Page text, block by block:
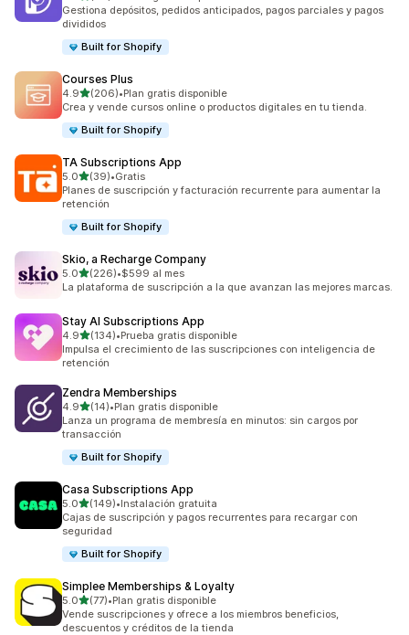
Gestiona depósitos, pedidos anticipados, pagos parciales y pagos
divididos
Built for Shopify
Courses Plus
4.9de 5 estrellas
(206)
206 reseñas en total
•Plan gratis disponible
Crea y vende cursos online o productos digitales en tu tienda.
Built for Shopify
TA Subscriptions App
5.0de 5 estrellas
(39)
39 reseñas en total
•Gratis
Planes de suscripción y facturación recurrente para aumentar la
retención
Built for Shopify
Skio, a Recharge Company
5.0de 5 estrellas
(226)
226 reseñas en total
•$599 al mes
La plataforma de suscripción a la que avanzan las mejores marcas.
Stay AI Subscriptions App
4.9de 5 estrellas
(134)
134 reseñas en total
•Prueba gratis disponible
Impulsa el crecimiento de las suscripciones con inteligencia de
retención
Zendra Memberships
4.9de 5 estrellas
(14)
14 reseñas en total
•Plan gratis disponible
Lanza un programa de membresía en minutos: sin cargos por
transacción
Built for Shopify
Casa Subscriptions App
5.0de 5 estrellas
(149)
149 reseñas en total
•Instalación gratuita
Cajas de suscripción y pagos recurrentes para recargar con
seguridad
Built for Shopify
Simplee Memberships & Loyalty
5.0de 5 estrellas
(77)
77 reseñas en total
•Plan gratis disponible
Vende suscripciones y ofrece a los miembros beneficios,
descuentos y créditos de la tienda